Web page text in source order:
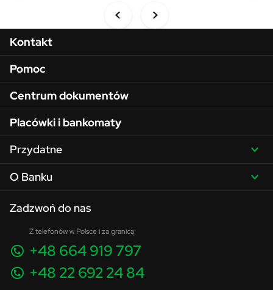
Menu w stopce
Kontakt
Pomoc
Centrum dokumentów
Placówki i bankomaty
Przydatne
O Banku
Zadzwoń do nas
Z telefonów w Polsce i za granicą:
+48 664 919 797
+48 22 692 24 84